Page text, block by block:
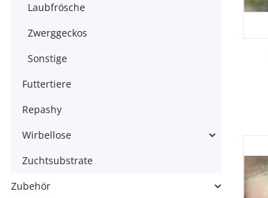
Laubfrösche
Zwerggeckos
Sonstige
Futtertiere
Repashy
Wirbellose
Zuchtsubstrate
Zubehör